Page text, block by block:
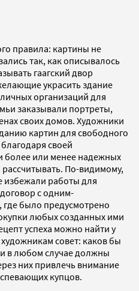
правила: картины не
так, как описывалось
гаагский двор
украсить здание
организаций для
заказывали портреты,
своих домов. Художники
картин для свободного
своей
более или менее надежных
По-видимому,
избежали работы для
с одним-
было предусмотрено
любых созданных ими
успеха можно найти у
совет: каков бы
в любом случае должны
них привлечь внимание
купцов.